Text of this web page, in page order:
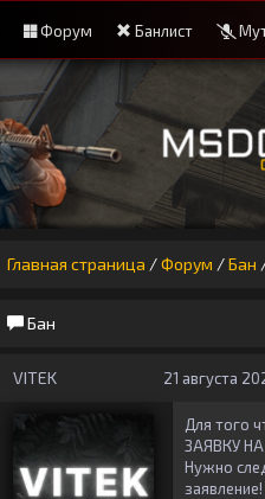
Форум Банлист
Главная страница /Форум /Бан
Бан
VITEK 21 августа
Для того
ЗАЯВКУ
Нужно
заявление!